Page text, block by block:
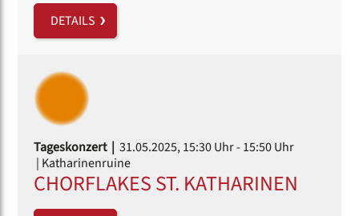
DETAILS
Tageskonzert | 31.05.2025, 15:30 Uhr- 15:50 Uhr
| Katharinenruine
CHORFLAKES ST. KATHARINEN